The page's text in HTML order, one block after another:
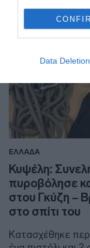
Data Deletion
ΕΛΛΑΔΑ
Κυψέλη:
πυροβόλησε
στου Γκύζη –
στο σπίτι του
Κατασχέθηκε